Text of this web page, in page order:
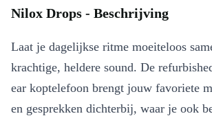
Nilox Drops - Beschrijving
Laat je dagelijkse ritme moeiteloos
krachtige, heldere sound. De
ear koptelefoon brengt jouw favoriete
en gesprekken dichterbij, waar je ook